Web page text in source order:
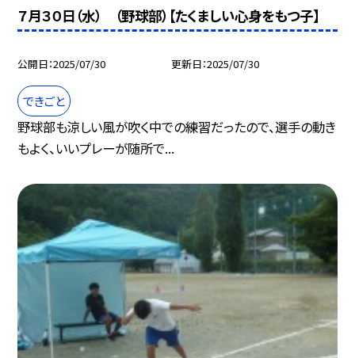
７月３０日（水） （野球部）【たくましい心身をもつ子】
公開日 2025/07/30 更新日 2025/07/30
できごと
野球部も涼しい風が吹く中での練習だったので、選手の動き
もよく、いいプレーが随所で...